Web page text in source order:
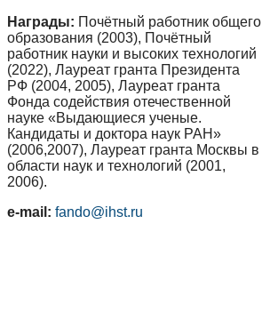
Награды: Почётный работник общего
образования (2003), Почётный
работник науки и высоких технологий
(2022), Лауреат гранта Президента
РФ (2004, 2005), Лауреат гранта
Фонда содействия отечественной
науке «Выдающиеся ученые.
Кандидаты и доктора наук РАН»
(2006,2007), Лауреат гранта Москвы в
области наук и технологий (2001,
2006).
e-mail: fando@ihst.ru